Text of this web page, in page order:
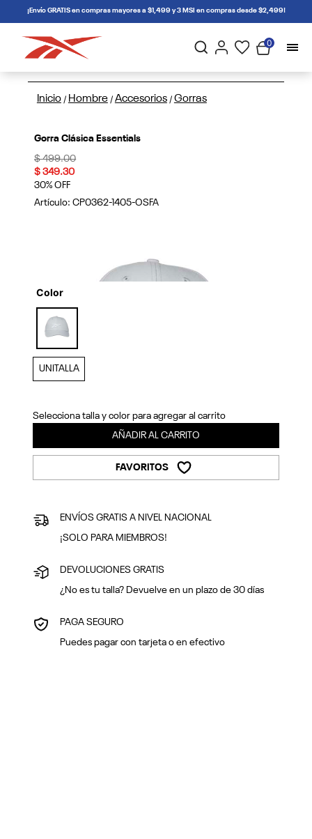
connectif¡Envío GRATIS en compras mayores a $1,499 y 3 MSI en compras desde $2,499!
0
Inicio / Hombre / Accesorios / Gorras
Gorra Clásica Essentials
Price reduced from
$ 499.00to
$ 349.30
30% OFF
Artículo:CP0362-1405-OSFA
Color
selected
UNITALLA
Selecciona talla y color para agregar al carrito
AÑADIR AL CARRITO
FAVORITOS
ENVÍOS GRATIS A NIVEL NACIONAL
¡SOLO PARA MIEMBROS!
DEVOLUCIONES GRATIS
¿No es tu talla? Devuelve en un plazo de 30 días
PAGA SEGURO
Puedes pagar con tarjeta o en efectivo